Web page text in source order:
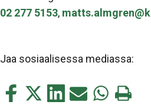
02 277 5153,
Jaa sosiaalisessa mediassa:
Jaa
Jaa
Jaa Jaa Jaa Tulosta